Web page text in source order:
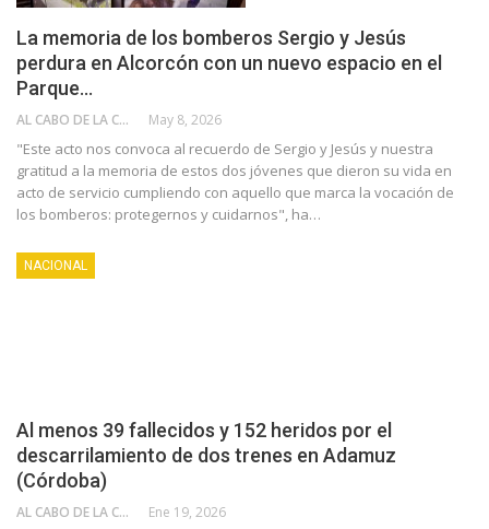
La memoria de los bomberos Sergio y Jesús
perdura en Alcorcón con un nuevo espacio en el
Parque…
AL CABO DE LA CALLE May 8, 2026
"Este acto nos convoca al recuerdo de Sergio y Jesús y nuestra
gratitud a la memoria de estos dos jóvenes que dieron su vida en
acto de servicio cumpliendo con aquello que marca la vocación de
los bomberos: protegernos y cuidarnos", ha…
NACIONAL
Al menos 39 fallecidos y 152 heridos por el
descarrilamiento de dos trenes en Adamuz
(Córdoba)
AL CABO DE LA CALLE Ene 19, 2026